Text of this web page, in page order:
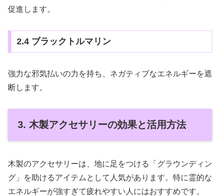
促進します。
2.4 ブラックトルマリン
強力な邪気払いの力を持ち、ネガティブなエネルギーを遮
断します。
3. 木製アクセサリーの効果と活用方法
木製のアクセサリーは、地に足をつける「グラウンディン
グ」を助けるアイテムとして人気があります。特に霊的な
エネルギーが強すぎて疲れやすい人にはおすすめです。